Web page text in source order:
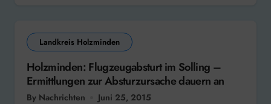
Landkreis Holzminden
Holzminden: Flugzeugabsturt im Solling –
Ermittlungen zur Absturzursache dauern an
By Nachrichten Juni 25, 2015